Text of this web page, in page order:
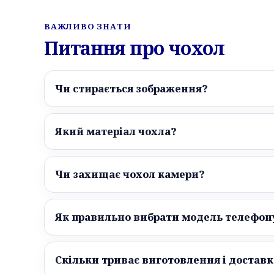
ВАЖЛИВО ЗНАТИ
Питання про чохол
Чи стирається зображення?
Який матеріал чохла?
Чи захищає чохол камери?
Як правильно вибрати модель
Скільки триває виготовлення і